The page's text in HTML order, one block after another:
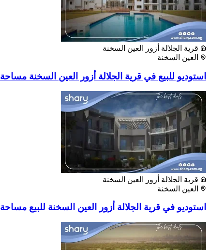
قرية الجلالة أزور العين السخنة
العين السخنة
استوديو للبيع في قرية الجلالة أزور العين السخنة مساحة 60 متر مربع
قرية الجلالة أزور العين السخنة
العين السخنة
استوديو في قرية الجلالة أزور العين السخنة للبيع مساحة 75 متر مربع